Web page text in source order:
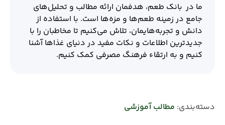
ما در بانک طعم، هدفمان ارائه مطالب و تحلیل‌های
جامع در زمینه طعم‌ها و مزه‌ها است. با استفاده از
دانش و تجربه‌هایمان، تلاش می‌کنیم تا مخاطبان را با
جدیدترین اطلاعات و نکات مفید در دنیای غذاها آشنا
کنیم و به ارتقاء فرهنگ مصرفی کمک کنیم.
دسته‌بندی: مطالب آموزشی